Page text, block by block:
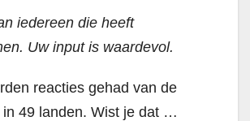
iedereen die heeft
Uw input is waardevol.
reacties gehad van de
in 49 landen. Wist je dat …